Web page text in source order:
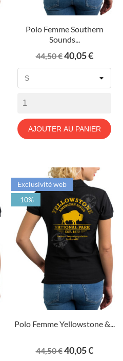
Polo Femme Southern
Sounds...
Prix
de
44,50 €Prix
40,05 €
AJOUTER AU PANIER
Polo Femme Yellowstone &...
Prix
44,50 €Prix
40,05 €
Exclusivité web
-10%